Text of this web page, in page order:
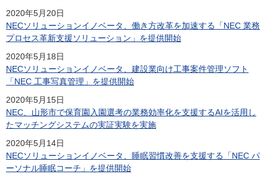
2020年5月20日
NECソリューションイノベータ、働き方改革を加速する「NEC 業務
プロセス革新支援ソリューション」を提供開始
2020年5月18日
NECソリューションイノベータ、建設業向け工事案件管理ソフト
「NEC 工事写真管理」を提供開始
2020年5月15日
NEC、山形市で保育園入園選考の業務効率化を支援するAIを活用し
たマッチングシステムの実証実験を実施
2020年5月14日
NECソリューションイノベータ、睡眠習慣改善を支援する「NEC パ
ーソナル睡眠コーチ」を提供開始